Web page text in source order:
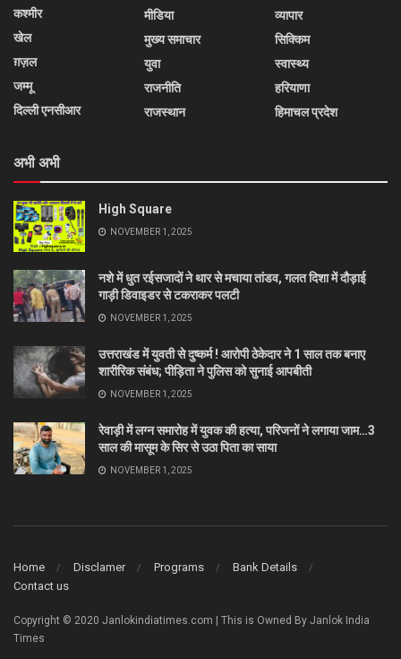
कश्मीर
खेल
ग़ज़ल
जम्मू
दिल्ली एनसीआर
मीडिया
मुख्य समाचार
युवा
राजनीति
राजस्थान
व्यापार
सिक्किम
स्वास्थ्य
हरियाणा
हिमाचल प्रदेश
अभी अभी
High Square
NOVEMBER 1, 2025
नशे में धुत रईसजादों ने थार से मचाया तांडव, गलत दिशा में दौड़ाई
गाड़ी डिवाइडर से टकराकर पलटी
NOVEMBER 1, 2025
उत्तराखंड में युवती से दुष्कर्म ! आरोपी ठेकेदार ने 1 साल तक बनाए
शारीरिक संबंध; पीड़िता ने पुलिस को सुनाई आपबीती
NOVEMBER 1, 2025
रेवाड़ी में लग्न समारोह में युवक की हत्या, परिजनों ने लगाया जाम…3
साल की मासूम के सिर से उठा पिता का साया
NOVEMBER 1, 2025
Home Disclamer Programs
Bank Details
Contact us
Copyright © 2020 Janlokindiatimes.com | This is Owned By Janlok India
Times